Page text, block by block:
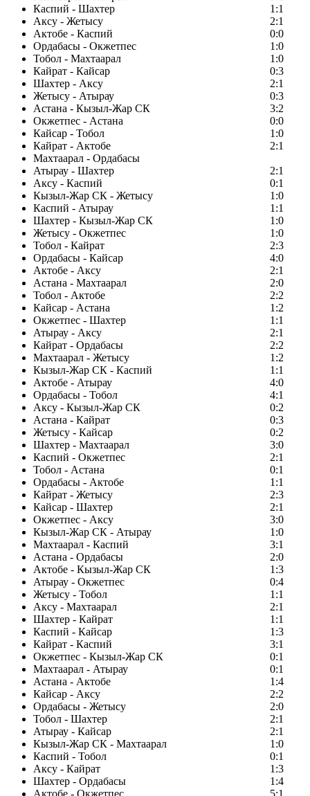
Каспий - Шахтер
1:1
Аксу - Жетысу
2:1
Актобе - Каспий
0:0
Ордабасы - Окжетпес
1:0
Тобол - Махтаарал
1:0
Кайрат - Кайсар
0:3
Шахтер - Аксу
2:1
Жетысу - Атырау
0:3
Астана - Кызыл-Жар СК
3:2
Окжетпес - Астана
0:0
Кайсар - Тобол
1:0
Кайрат - Актобе
2:1
Махтаарал - Ордабасы
Атырау - Шахтер
2:1
Аксу - Каспий
0:1
Кызыл-Жар СК - Жетысу
1:0
Каспий - Атырау
1:1
Шахтер - Кызыл-Жар СК
1:0
Жетысу - Окжетпес
1:0
Тобол - Кайрат
2:3
Ордабасы - Кайсар
4:0
Актобе - Аксу
2:1
Астана - Махтаарал
2:0
Тобол - Актобе
2:2
Кайсар - Астана
1:2
Окжетпес - Шахтер
1:1
Атырау - Аксу
2:1
Кайрат - Ордабасы
2:2
Махтаарал - Жетысу
1:2
Кызыл-Жар СК - Каспий
1:1
Актобе - Атырау
4:0
Ордабасы - Тобол
4:1
Аксу - Кызыл-Жар СК
0:2
Астана - Кайрат
0:3
Жетысу - Кайсар
0:2
Шахтер - Махтаарал
3:0
Каспий - Окжетпес
2:1
Тобол - Астана
0:1
Ордабасы - Актобе
1:1
Кайрат - Жетысу
2:3
Кайсар - Шахтер
2:1
Окжетпес - Аксу
3:0
Кызыл-Жар СК - Атырау
1:0
Махтаарал - Каспий
3:1
Астана - Ордабасы
2:0
Актобе - Кызыл-Жар СК
1:3
Атырау - Окжетпес
0:4
Жетысу - Тобол
1:1
Аксу - Махтаарал
2:1
Шахтер - Кайрат
1:1
Каспий - Кайсар
1:3
Кайрат - Каспий
3:1
Окжетпес - Кызыл-Жар СК
0:1
Махтаарал - Атырау
0:1
Астана - Актобе
1:4
Кайсар - Аксу
2:2
Ордабасы - Жетысу
2:0
Тобол - Шахтер
2:1
Атырау - Кайсар
2:1
Кызыл-Жар СК - Махтаарал
1:0
Каспий - Тобол
0:1
Аксу - Кайрат
1:3
Шахтер - Ордабасы
1:4